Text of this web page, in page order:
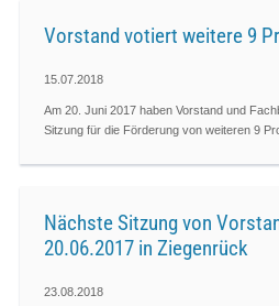
Vorstand votiert weitere 9
15.07.2018
Am 20. Juni 2017 haben Vorstand und
Sitzung für die Förderung von weiteren 9
Nächste Sitzung von
20.06.2017 in Ziegenrück
23.08.2018